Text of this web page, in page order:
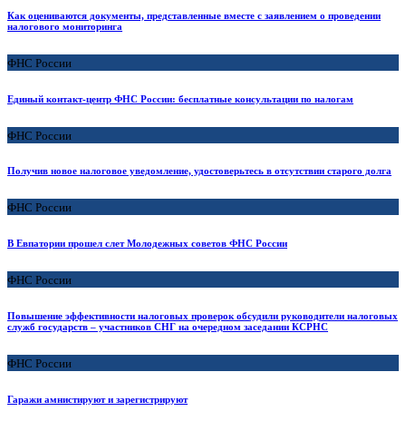
Как оцениваются документы, представленные вместе с заявлением о проведении
налогового мониторинга
ФНС России
Единый контакт-центр ФНС России: бесплатные консультации по налогам
ФНС России
Получив новое налоговое уведомление, удостоверьтесь в отсутствии старого долга
ФНС России
В Евпатории прошел слет Молодежных советов ФНС России
ФНС России
Повышение эффективности налоговых проверок обсудили руководители налоговых
служб государств – участников СНГ на очередном заседании КСРНС
ФНС России
Гаражи амнистируют и зарегистрируют